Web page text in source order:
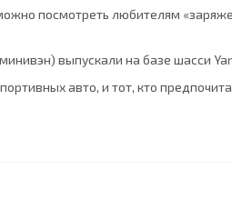
посмотреть любителям
выпускали на базе шасси
авто, и тот, кто